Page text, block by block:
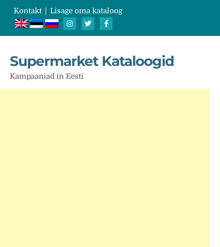
Kontakt Lisage oma kataloog
Supermarket Kataloogid
Kampaaniad in Eesti